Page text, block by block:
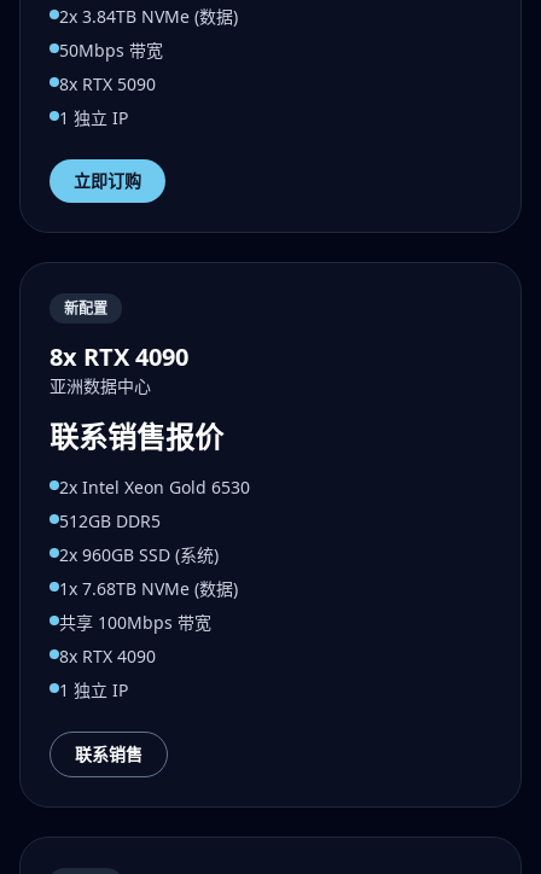
2x 3.84TB NVMe (数据)
50Mbps 带宽
8x RTX 5090
1 独立 IP
立即订购
新配置
8x RTX 4090
亚洲数据中心
联系销售报价
2x Intel Xeon Gold 6530
512GB DDR5
2x 960GB SSD (系统)
1x 7.68TB NVMe (数据)
共享 100Mbps 带宽
8x RTX 4090
1 独立 IP
联系销售